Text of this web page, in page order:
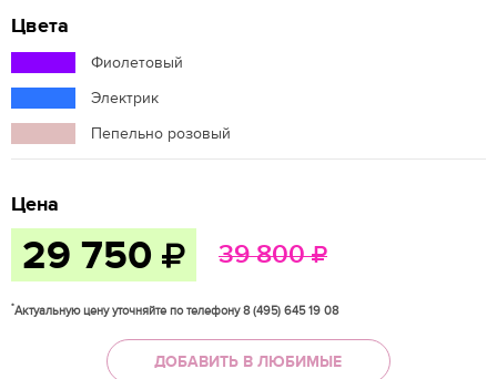
Цвета
Фиолетовый
Электрик
Пепельно розовый
Цена
29 750 39 800
*Актуальную цену уточняйте по телефону 8 (495) 645 19 08
ДОБАВИТЬ В ЛЮБИМЫЕ